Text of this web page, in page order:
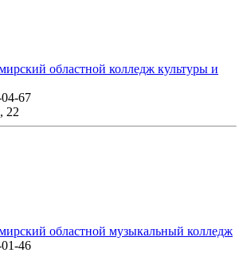
областной колледж культуры и
67
22
областной музыкальный колледж
46